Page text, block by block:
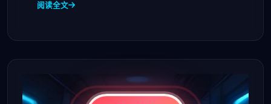
阅读全文